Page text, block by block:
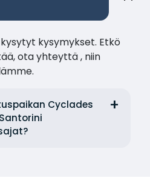
kysymykset. Etkö
ota yhteyttä , niin
Cyclades